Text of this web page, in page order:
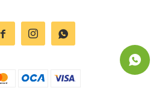
  